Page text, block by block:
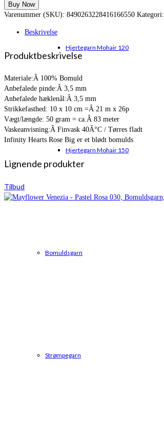
Hjertegarn Mohair 120
Hjertegarn Mohair 150
Bomuldsgarn
Strømpegarn
pris
var:
er:
Buy Now
Varenummer (SKU): 8490263228416166550 Kategori:
Beskrivelse
Produktbeskrivelse
Materiale:Â 100% Bomuld
Anbefalede pinde:Â 3,5 mm
Anbefalede hæklenål:Â 3,5 mm
Strikkefasthed: 10 x 10 cm =Â 21 m x 26p
Vægt/længde: 50 gram = ca.Â 83 meter
Vaskeanvisning:Â Finvask 40Â°C / Tørres fladt
Infinity Hearts Rose Big er et blødt bomulds
Lignende produkter
Tilbud